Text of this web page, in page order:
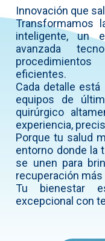
Innovación que
Transformamos
inteligente, un
avanzada
eficientes.
Cada detalle
equipos de
quirúrgico
experiencia,
Porque tu salud
entorno donde la
se unen para
recuperación más
Tu bienestar
excepcional con